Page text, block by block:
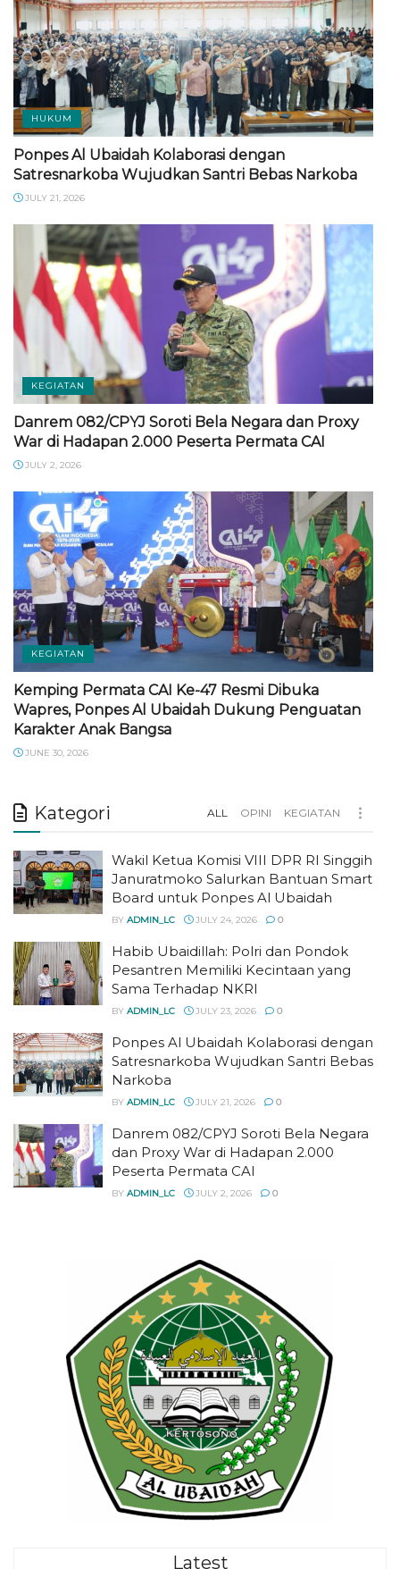
HUKUM
Ponpes Al Ubaidah Kolaborasi dengan
Satresnarkoba Wujudkan Santri Bebas Narkoba
JULY 21, 2026
KEGIATAN
Danrem 082/CPYJ Soroti Bela Negara dan Proxy
War di Hadapan 2.000 Peserta Permata CAI
JULY 2, 2026
KEGIATAN
Kemping Permata CAI Ke-47 Resmi Dibuka
Wapres, Ponpes Al Ubaidah Dukung Penguatan
Karakter Anak Bangsa
JUNE 30, 2026
Kategori ALL OPINI KEGIATAN
Wakil Ketua Komisi VIII DPR RI Singgih
Januratmoko Salurkan Bantuan Smart
Board untuk Ponpes Al Ubaidah
BY ADMIN_LC JULY 24, 2026 0
Habib Ubaidillah: Polri dan Pondok
Pesantren Memiliki Kecintaan yang
Sama Terhadap NKRI
BY ADMIN_LC JULY 23, 2026 0
Ponpes Al Ubaidah Kolaborasi dengan
Satresnarkoba Wujudkan Santri Bebas
Narkoba
BY ADMIN_LC JULY 21, 2026 0
Danrem 082/CPYJ Soroti Bela Negara
dan Proxy War di Hadapan 2.000
Peserta Permata CAI
BY ADMIN_LC JULY 2, 2026 0
Latest